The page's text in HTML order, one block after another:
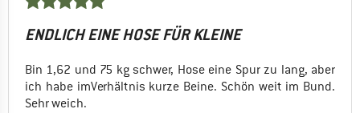
ENDLICH EINE HOSE FÜR KLEINE
Bin 1,62 und 75 kg schwer, Hose eine Spur zu lang, aber
ich habe imVerhältnis kurze Beine. Schön weit im Bund.
Sehr weich.